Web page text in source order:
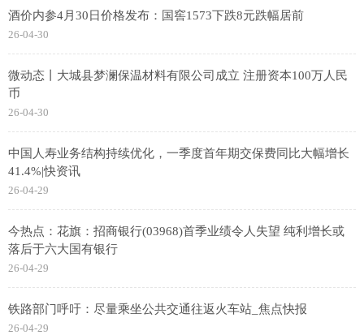
酒价内参4月30日价格发布：国窖1573下跌8元跌幅居前
26-04-30
微动态丨大城县梦澜保温材料有限公司成立 注册资本100万人民
币
26-04-30
中国人寿业务结构持续优化，一季度首年期交保费同比大幅增长
41.4%|快资讯
26-04-29
今热点：花旗：招商银行(03968)首季业绩令人失望 纯利增长或
落后于六大国有银行
26-04-29
铁路部门呼吁：尽量乘坐公共交通往返火车站_焦点快报
26-04-29